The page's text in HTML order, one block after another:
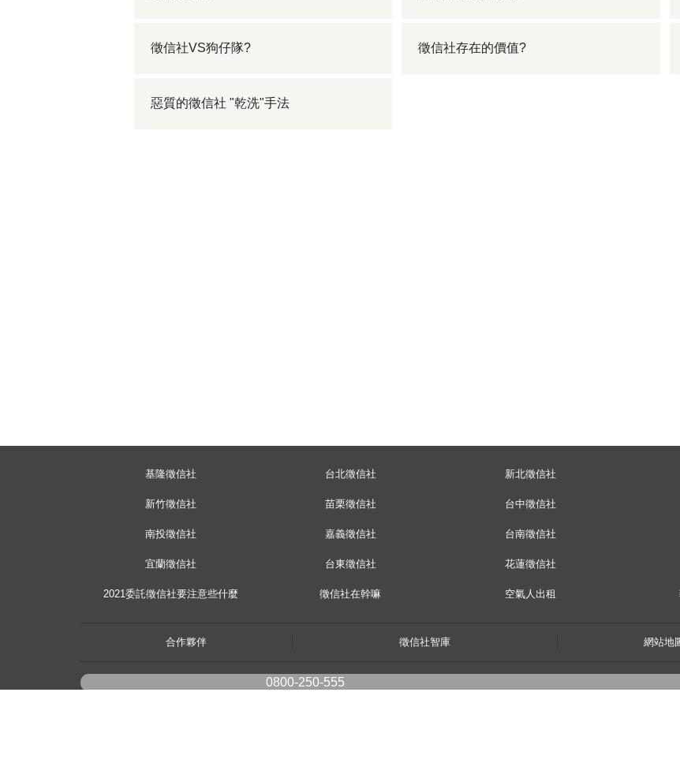
徵信社VS狗仔隊? 徵信社存在的價值?
惡質的徵信社 "乾洗"手法
基隆徵信社 台北徵信社 新北徵信社
新竹徵信社 苗栗徵信社 台中徵信社
南投徵信社 嘉義徵信社 台南徵信社
宜蘭徵信社 台東徵信社 花蓮徵信社
2021委託徵信社要注意些什麼 徵信社在幹嘛 空氣人出租
合作夥伴 徵信社智庫 網站地
0800-250-555